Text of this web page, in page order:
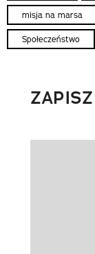
misja na marsa
Społeczeństwo